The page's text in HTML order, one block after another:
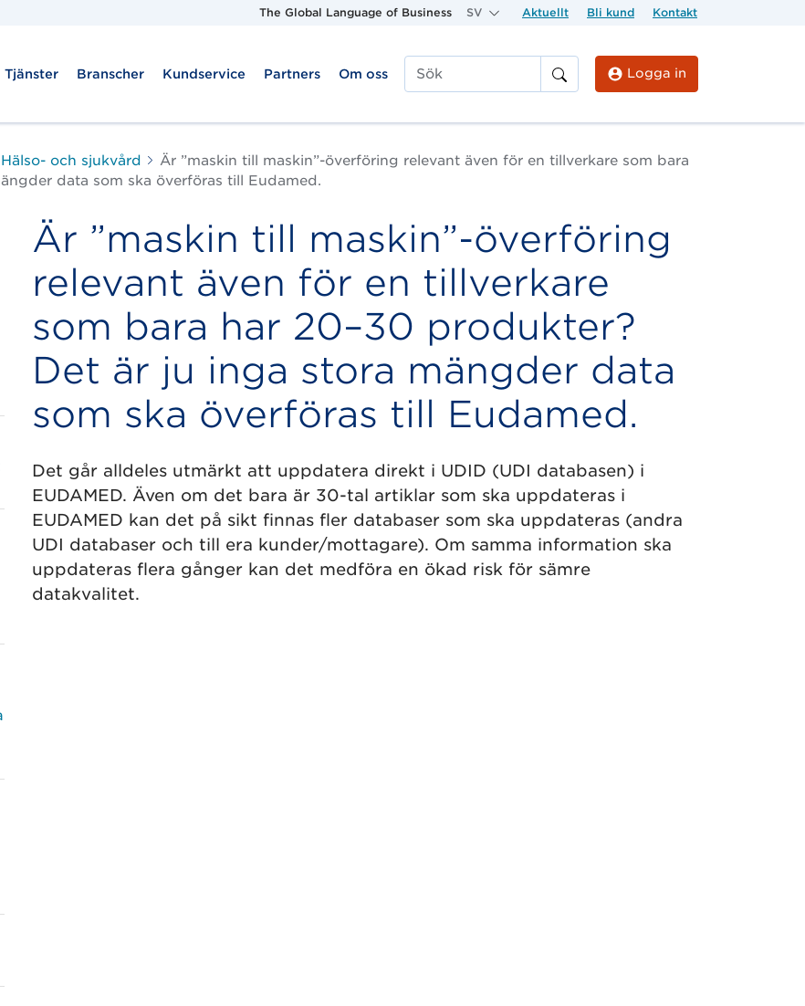
The Global Language of Business SV Aktuellt Bli kund Kontakt
Tjänster Branscher Kundservice Partners
Om oss
Sök
Logga in
Hälso- och sjukvård
Är ”maskin till maskin”-överföring relevant även för en tillverkare som bara
data som ska överföras till Eudamed.
Är ”maskin till maskin”-överföring
relevant även för en tillverkare
som bara har 20–30 produkter?
Det är ju inga stora mängder data
som ska överföras till Eudamed.
Det går alldeles utmärkt att uppdatera direkt i UDID (UDI databasen) i
EUDAMED. Även om det bara är 30-tal artiklar som ska uppdateras i
EUDAMED kan det på sikt finnas fler databaser som ska uppdateras (andra
UDI databaser och till era kunder/mottagare). Om samma information ska
uppdateras flera gånger kan det medföra en ökad risk för sämre
datakvalitet.